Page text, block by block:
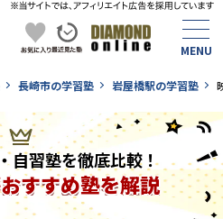
長崎市の学習塾 岩屋橋駅の学習塾
自習塾を徹底比較！
すすめ塾を解説